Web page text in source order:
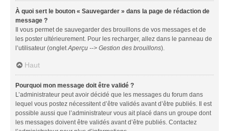
À quoi sert le bouton « Sauvegarder » dans la page de rédaction de
message ?
Il vous permet de sauvegarder des brouillons de vos messages et de
les poster ultérieurement. Pour les recharger, allez dans le panneau de
l’utilisateur (ongletAperçu --> Gestion des brouillons).
Haut
Pourquoi mon message doit être validé ?
L’administrateur peut avoir décidé que les messages du forum dans
lequel vous postez nécessitent d’être validés avant d’être publiés. Il est
possible aussi que l’administrateur vous ait placé dans un groupe dont
les messages doivent être validés avant d’être publiés. Contactez